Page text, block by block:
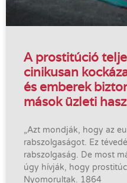
A prostitúció
cinikusan
és emberek
mások üzleti
„Azt mondják, hogy az
rabszolgaságot. Ez
rabszolgaság. De most
úgy hívják, hogy
Nyomorultak. 1864